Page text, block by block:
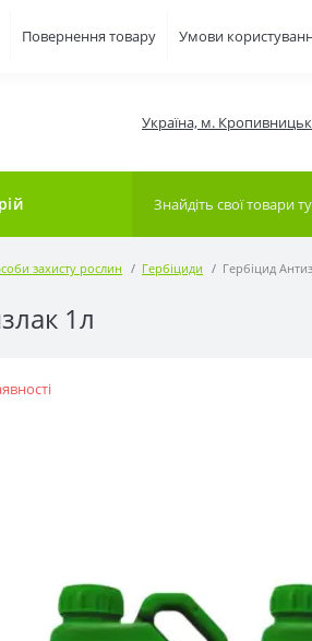
Повернення товару Умови
Україна, м.
захисту рослин Гербіциди Гербіцид
1л